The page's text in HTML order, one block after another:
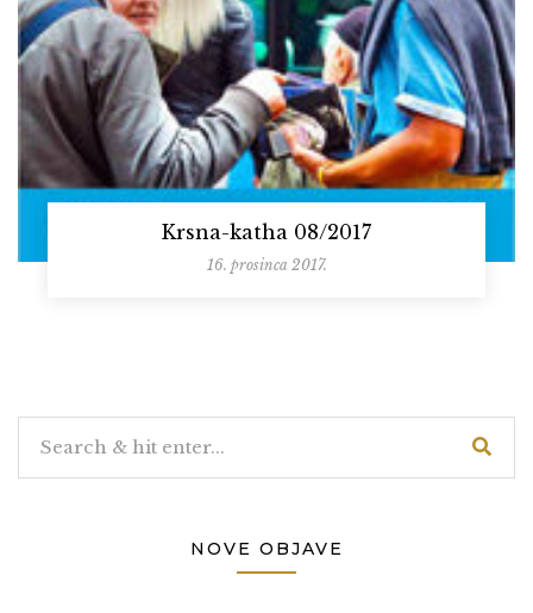
Krsna-katha 08/2017
16. prosinca 2017.
NOVE OBJAVE